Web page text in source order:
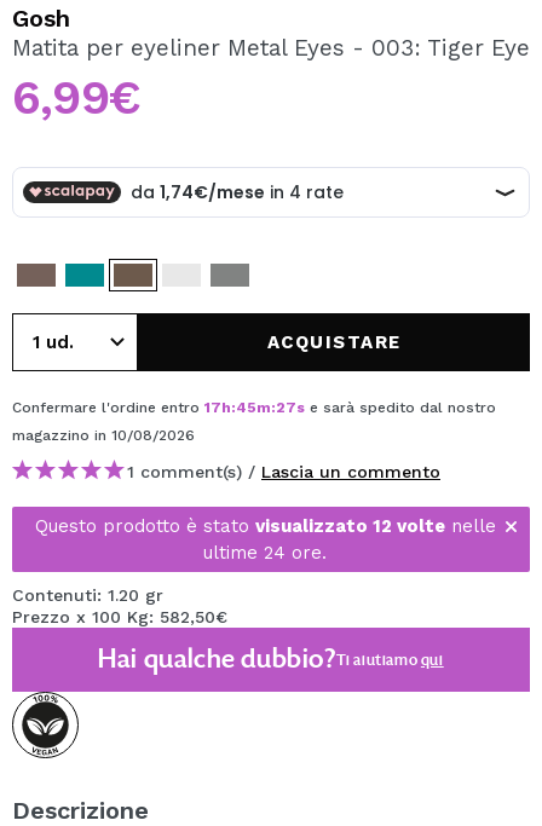
Creando un account su Maquibeauty.it potrai fare i tuoi
acquisti velocemente, controllare lo stato dei tuoi ordini e
consultare le tue operazioni precedenti.
CREARE UN ACCOUNT
Gosh
Matita per eyeliner Metal Eyes - 003: Tiger Eye
6,99€
ACQUISTARE
Confermare l'ordine entro 17h:45m:27s e sarà spedito dal nostro
magazzino in 10/08/2026
1 comment(s) / Lascia un commento
Questo prodotto è stato visualizzato 12 voltenelle
ultime 24 ore.
Contenuti: 1.20 gr
Prezzo x 100 Kg: 582,50€
Hai qualche dubbio?Ti aiutiamoqui
Descrizione